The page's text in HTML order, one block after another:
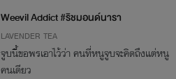
Weevil Addict #ริชมอนด์นารา
LAVENDER TEA
จูบนี้ขอพรเอาไว้ว่า คนที่หนูจูบจะคิดถึงแต่หนู
คนเดียว